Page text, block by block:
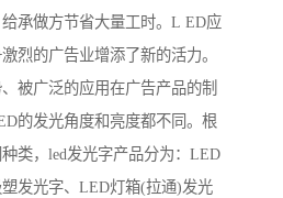
承做方节省大量工时。L ED应
烈的广告业增添了新的活力。
被广泛的应用在广告产品的制
的发光角度和亮度都不同。根
类，led发光字产品分为：LED
发光字、LED灯箱(拉通)发光